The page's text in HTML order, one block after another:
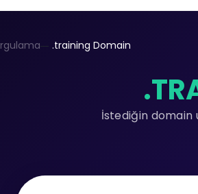
.training Domain
İstediğin domain